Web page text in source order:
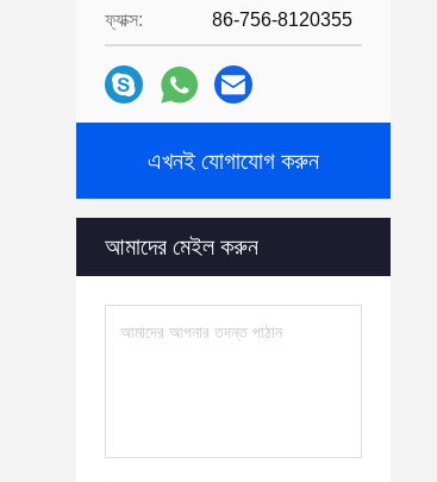
ফ্যাক্স: 86-756-8120355
এখনই যোগাযোগ করুন
আমাদের মেইল ​​করুন